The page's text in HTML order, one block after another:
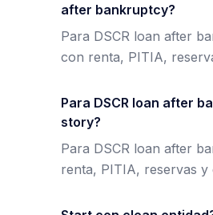
after bankruptcy?
Para DSCR loan after
con renta, PITIA,
Para DSCR loan after
story?
Para DSCR loan after
renta, PITIA, reservas y